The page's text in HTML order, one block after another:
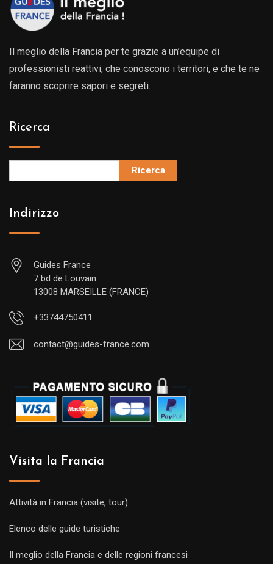
Il meglio della Francia per te grazie a un’equipe di
professionisti reattivi, che conoscono i territori, e che te ne
faranno scoprire sapori e segreti.
Ricerca
Ricerca
Indirizzo
Guides France
7 bd de Louvain
13008 MARSEILLE (FRANCE)
+33744750411
contact@guides-france.com
Visita la Francia
Attività in Francia (visite, tour)
Elenco delle guide turistiche
Il meglio della Francia e delle regioni francesi